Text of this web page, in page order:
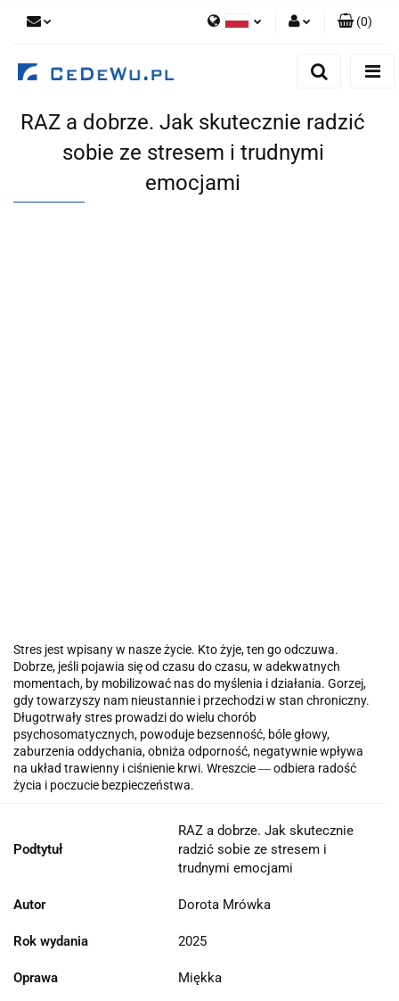
Dodaj zgłoszenie
Zgody cookies
(0)
RAZ a dobrze. Jak skutecznie radzić
sobie ze stresem i trudnymi
emocjami
Stres jest wpisany w nasze życie. Kto żyje, ten go odczuwa.
Dobrze, jeśli pojawia się od czasu do czasu, w adekwatnych
momentach, by mobilizować nas do myślenia i działania. Gorzej,
gdy towarzyszy nam nieustannie i przechodzi w stan chroniczny.
Długotrwały stres prowadzi do wielu chorób
psychosomatycznych, powoduje bezsenność, bóle głowy,
zaburzenia oddychania, obniża odporność, negatywnie wpływa
na układ trawienny i ciśnienie krwi. Wreszcie ― odbiera radość
życia i poczucie bezpieczeństwa.
Podtytuł
RAZ a dobrze. Jak skutecznie
radzić sobie ze stresem i
trudnymi emocjami
Autor Dorota Mrówka
Rok wydania 2025
Oprawa Miękka